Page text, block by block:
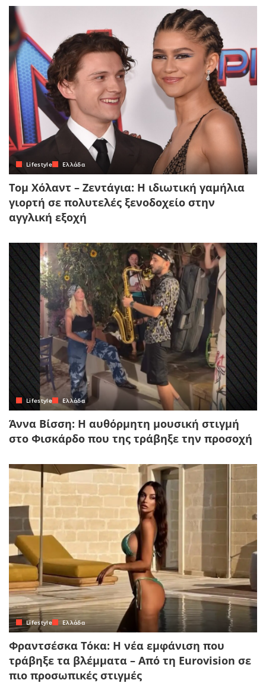
Lifestyle Ελλάδα
Τομ Χόλαντ – Ζεντάγια: Η ιδιωτική γαμήλια
γιορτή σε πολυτελές ξενοδοχείο στην
αγγλική εξοχή
Lifestyle Ελλάδα
Άννα Βίσση: Η αυθόρμητη μουσική στιγμή
στο Φισκάρδο που της τράβηξε την προσοχή
Lifestyle Ελλάδα
Φραντσέσκα Τόκα: Η νέα εμφάνιση που
τράβηξε τα βλέμματα – Από τη Eurovision σε
πιο προσωπικές στιγμές